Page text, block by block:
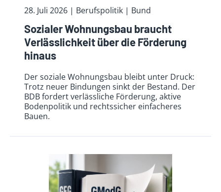
28. Juli 2026 | Berufspolitik | Bund
Sozialer Wohnungsbau braucht
Verlässlichkeit über die Förderung
hinaus
Der soziale Wohnungsbau bleibt unter Druck:
Trotz neuer Bindungen sinkt der Bestand. Der
BDB fordert verlässliche Förderung, aktive
Bodenpolitik und rechtssicher einfacheres
Bauen.